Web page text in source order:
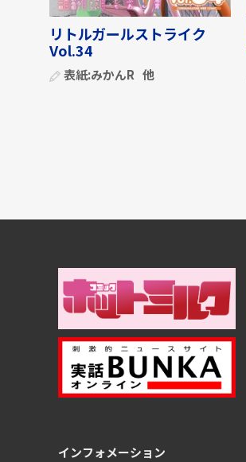
リトルガールストライク
Vol.34
表紙:みかんR 他
インフォメーション